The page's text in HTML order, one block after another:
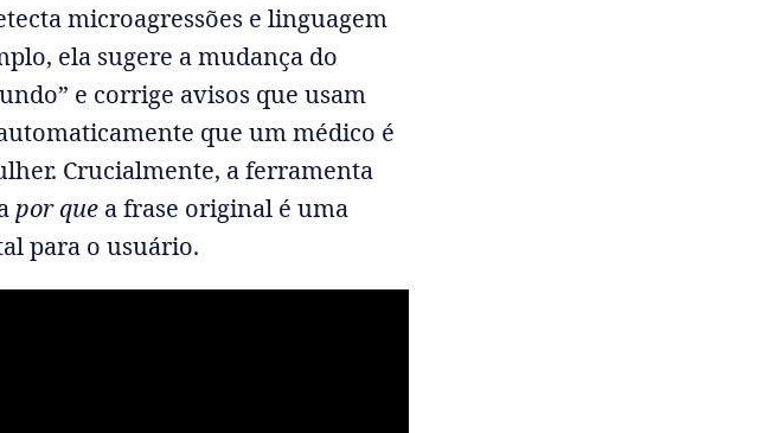
microagressões e linguagem
ela sugere a mudança do
e corrige avisos que usam
que um médico é
Crucialmente, a ferramenta
por que a frase original é uma
para o usuário.